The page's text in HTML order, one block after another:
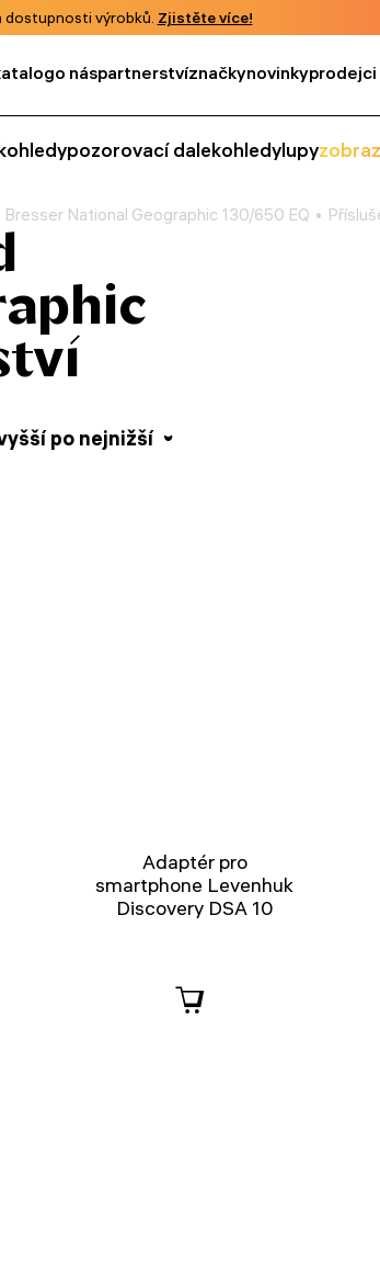
dostupnosti výrobků. Zjistěte více!
o náspartnerstvíznačkynovinkyprodejci
pozorovací dalekohledylupy
National Geographic 130/650 EQ
po nejnižší
Adaptér pro
smartphone Levenhuk
Discovery DSA 10